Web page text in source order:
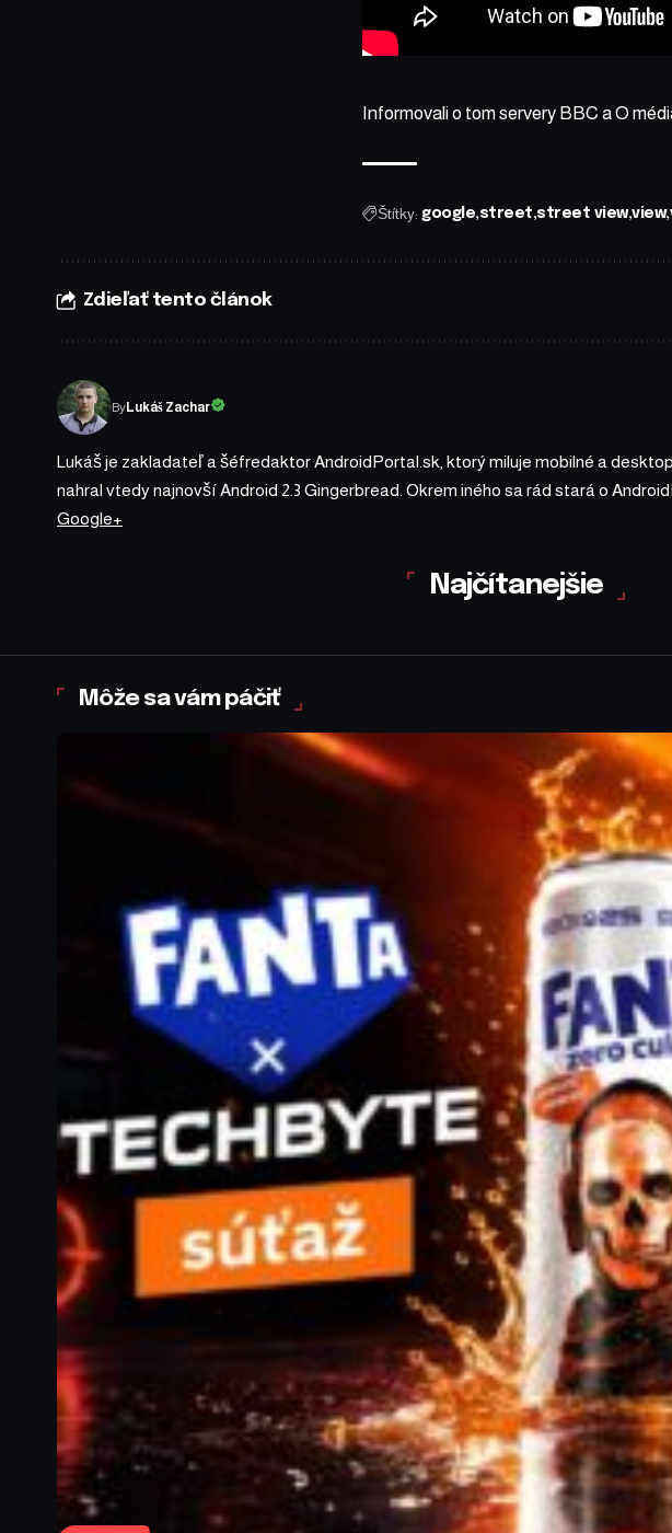
Informovali o tom servery BBC aO
Štítky: google street street view view
Zdieľať tento článok
ByLukáš Zachar
Lukáš je zakladateľ a šéfredaktor AndroidPortal.sk, ktorý miluje mobilné a
nahral vtedy najnovší Android 2.3 Gingerbread. Okrem iného sa rád stará o
Google+
Najčítanejšie
Môže sa vám páčiť